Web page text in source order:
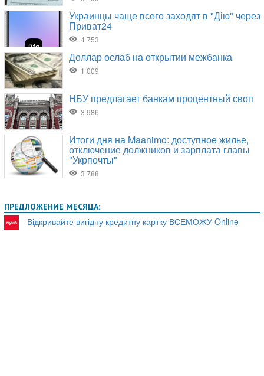
ПРЕДЛОЖЕНИЕ МЕСЯЦА:
Відкривайте вигідну кредитну картку ВСЕМОЖУ Online